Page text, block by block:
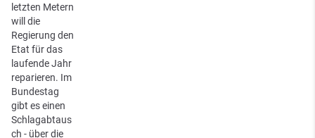
letzten Metern
will die
Regierung den
Etat für das
laufende Jahr
reparieren. Im
Bundestag
gibt es einen
Schlagabtaus
ch - über die